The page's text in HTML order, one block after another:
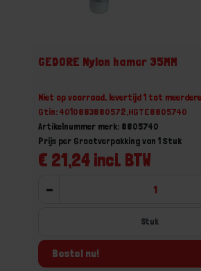
GEDORE Nylon hamer 35MM
Niet op voorraad, levertijd 1 tot
Gtin: 4010883880572,HGTE8805740
Artikelnummer merk: 8805740
€ 21,24 incl. BTW
Prijs per Grootverpakking van 1 Stuk
-
Bestel nu!